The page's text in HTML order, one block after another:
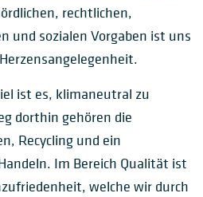
rechtlichen,
und sozialen Vorgaben ist uns
ist es, klimaneutral zu
dorthin gehören die
Recycling und ein
Im Bereich Qualität ist
welche wir durch